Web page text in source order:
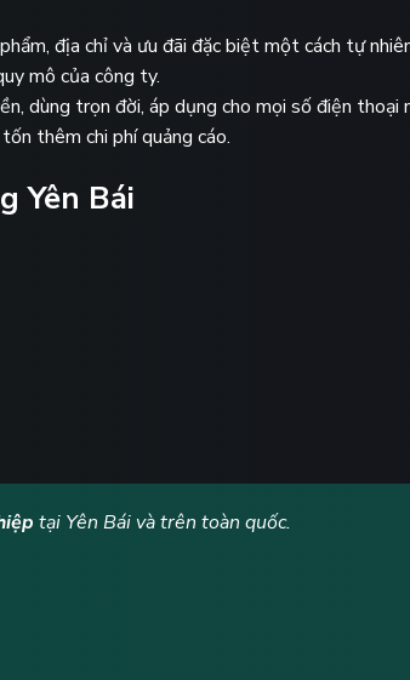
địa chỉ và ưu đãi đặc biệt một cách tự
mô của công ty.
dùng trọn đời, áp dụng cho mọi số điện thoại
thêm chi phí quảng cáo.
Yên Bái
tại Yên Bái và trên toàn quốc.